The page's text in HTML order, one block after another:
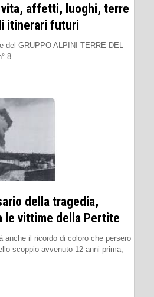
vita, affetti, luoghi, terre
itinerari futuri
del GRUPPO ALPINI TERRE DEL
8
della tragedia,
le vittime della Pertite
anche il ricordo di coloro che persero
scoppio avvenuto 12 anni prima,